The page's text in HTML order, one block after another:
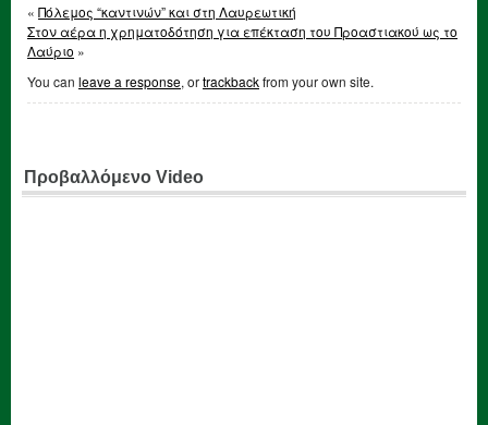
« Πόλεμος “καντινών” και στη Λαυρεωτική
Στον αέρα η χρηματοδότηση για επέκταση του Προαστιακού ως το
Λαύριο »
You can leave a response, ortrackbackfrom your own site.
Προβαλλόμενο Video